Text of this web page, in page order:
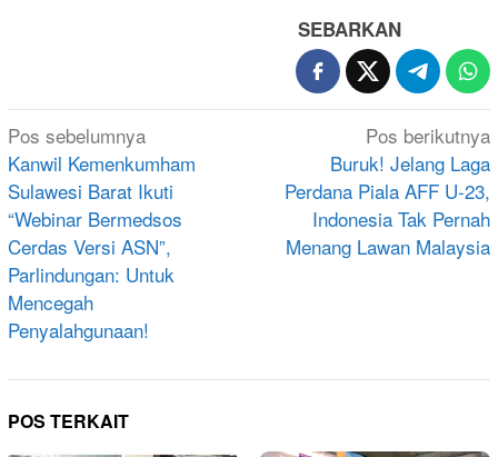
SEBARKAN
Navigasi
pos
Pos sebelumnya
Kanwil Kemenkumham
Sulawesi Barat Ikuti
“Webinar Bermedsos
Cerdas Versi ASN”,
Parlindungan: Untuk
Mencegah
Penyalahgunaan!
Pos berikutnya
Buruk! Jelang Laga
Perdana Piala AFF U-23,
Indonesia Tak Pernah
Menang Lawan Malaysia
POS TERKAIT